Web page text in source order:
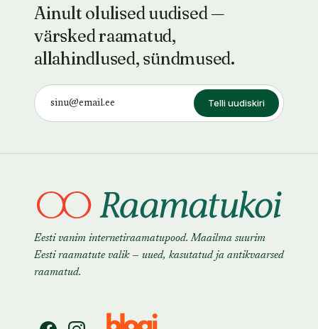
Ainult olulised uudised —
värsked raamatud,
allahindlused, sündmused.
Telli uudiskiri
Eesti vanim internetiraamatupood. Maailma suurim
Eesti raamatute valik — uued, kasutatud ja antikvaarsed
raamatud.